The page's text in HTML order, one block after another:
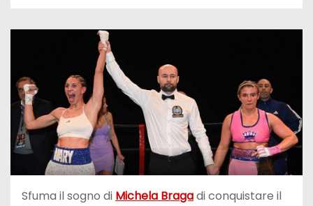
Sfuma il sogno di Michela Bragadi conquistare il